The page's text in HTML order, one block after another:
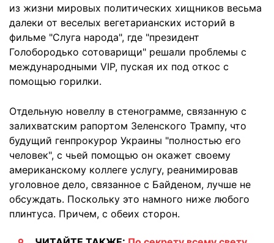
из жизни мировых политических хищников весьма
далеки от веселых вегетарианских историй в
фильме "Слуга народа", где "президент
Голобородько сотоварищи" решали проблемы с
международными VIP, пуская их под откос с
помощью горилки.
Отдельную новеллу в стенограмме, связанную с
залихватским рапортом Зеленского Трампу, что
будущий генпрокурор Украины "полностью его
человек", с чьей помощью он окажет своему
американскому коллеге услугу, реанимировав
уголовное дело, связанное с Байденом, лучше не
обсуждать. Поскольку это намного ниже любого
плинтуса. Причем, с обеих сторон.